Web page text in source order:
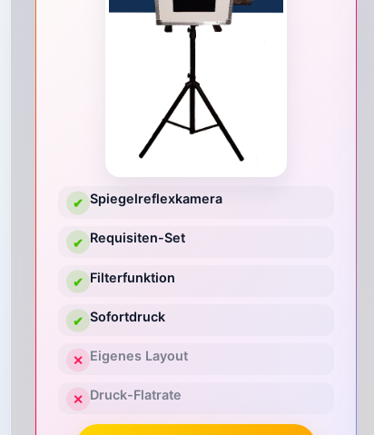
✔ Spiegelreflexkamera
✔ Requisiten-Set
✔ Filterfunktion
✔ Sofortdruck
✕ Eigenes Layout
✕ Druck-Flatrate